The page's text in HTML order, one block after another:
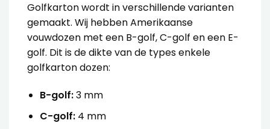
Golfkarton wordt in verschillende varianten
gemaakt. Wij hebben Amerikaanse
vouwdozen met een B-golf, C-golf en een E-
golf. Dit is de dikte van de types enkele
golfkarton dozen:
B-golf:3 mm
C-golf: 4 mm